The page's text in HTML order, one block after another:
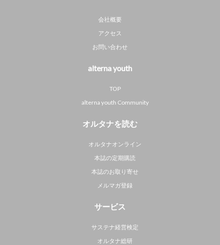
会社概要
アクセス
お問い合わせ
alterna youth
TOP
alterna youth Community
オルタナを読む
オルタナオンライン
本誌の定期購読
本誌のお取り寄せ
メルマガ登録
サービス
サステナ経営検定
オルタナ総研